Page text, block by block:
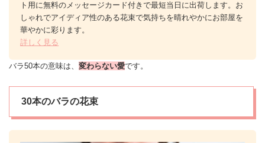
ト用に無料のメッセージカード付きで最短当日に出荷します。お
しゃれでアイディア性のある花束で気持ちを晴れやかにお部屋を
華やかに彩ります。
詳しく見る
バラ50本の意味は、 変わらない愛です。
30本のバラの花束